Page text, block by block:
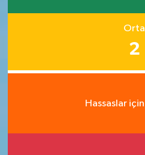
Orta
2
Hassaslar için